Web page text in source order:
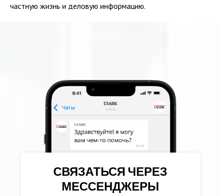
частную жизнь и деловую информацию.